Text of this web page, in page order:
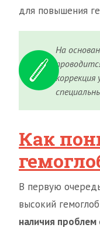
для повышения
На
коррекция
Как
В первую
высокий
наличия